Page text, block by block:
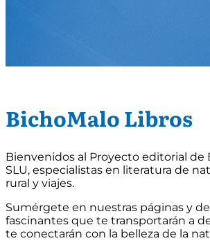
BichoMalo Libros
Bienvenidos al Proyecto editorial de
SLU, especialistas en literatura de
rural y viajes.
Sumérgete en nuestras páginas y
fascinantes que te transportarán a
te conectarán con la belleza de la